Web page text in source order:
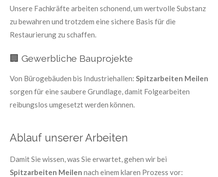
Unsere Fachkräfte arbeiten schonend, um wertvolle Substanz
zu bewahren und trotzdem eine sichere Basis für die
Restaurierung zu schaffen.
🏢 Gewerbliche Bauprojekte
Von Bürogebäuden bis Industriehallen: Spitzarbeiten Meilen
sorgen für eine saubere Grundlage, damit Folgearbeiten
reibungslos umgesetzt werden können.
Ablauf unserer Arbeiten
Damit Sie wissen, was Sie erwartet, gehen wir bei
Spitzarbeiten Meilen nach einem klaren Prozess vor: